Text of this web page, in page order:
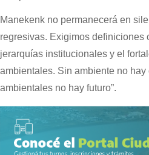
Manekenk no permanecerá en
regresivas. Exigimos definiciones
jerarquías institucionales y el
ambientales. Sin ambiente no
ambientales no hay futuro”.